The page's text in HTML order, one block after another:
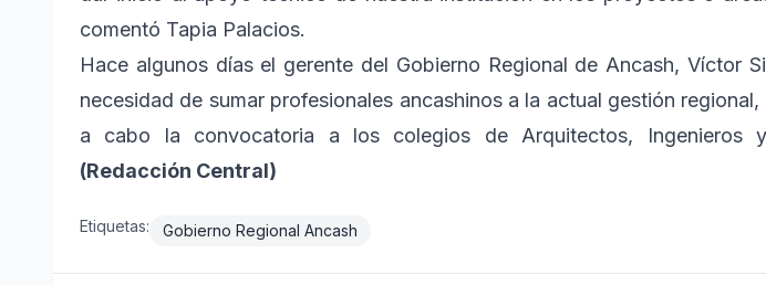
comentó Tapia Palacios.
Hace algunos días el gerente del Gobierno Regional de Ancash, Víctor
necesidad de sumar profesionales ancashinos a la actual gestión
a cabo la convocatoria a los colegios de Arquitectos, Ingenieros y
(Redacción Central)
Etiquetas: Gobierno Regional Ancash